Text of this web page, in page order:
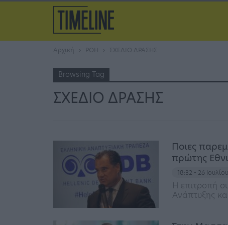
Αρχική ΡΟΗ ΣΧΕΔΙΟ ΔΡΑΣΗΣ
Browsing Tag
ΣΧΕΔΙΟ ΔΡΑΣΗΣ
Ποιες
πρώτης
18:32 - 26
Η επιτροπή
Ανάπτυξης